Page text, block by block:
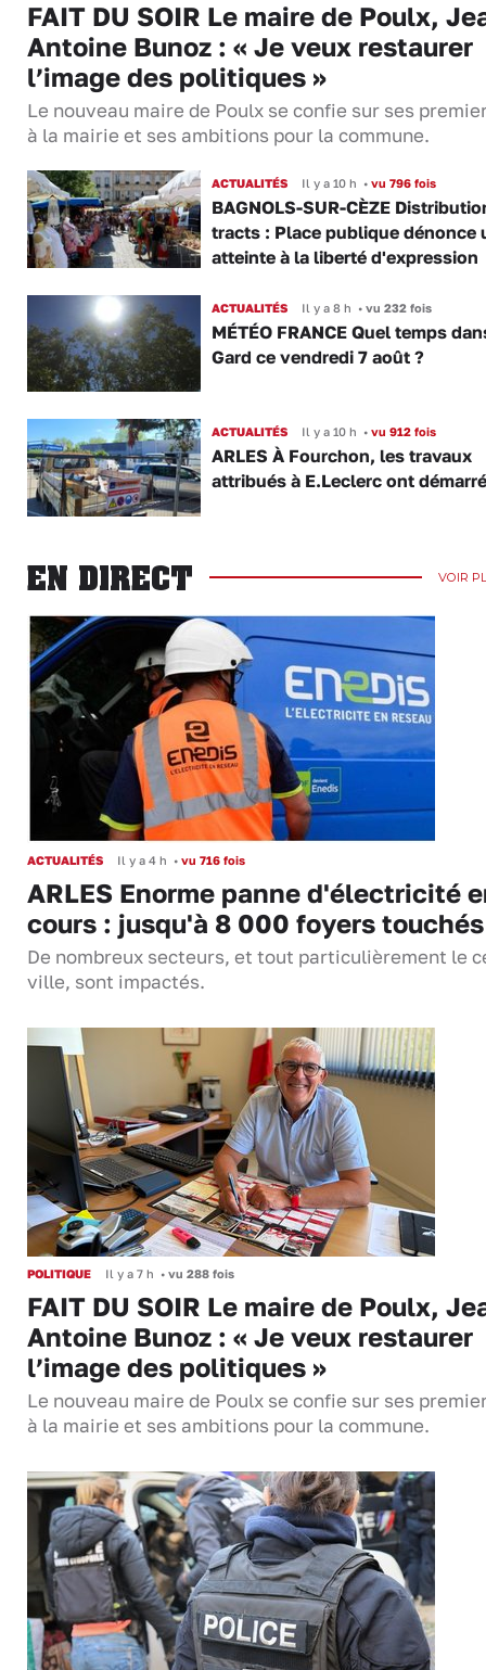
FAIT DU SOIR Le maire de Poulx,
Antoine Bunoz : « Je veux restaurer
l’image des politiques »
Le nouveau maire de Poulx se confie sur ses
à la mairie et ses ambitions pour la commune.
ACTUALITÉS Il y a 10 h •vu 796 fois
BAGNOLS-SUR-CÈZE
tracts : Place publique dénonce
atteinte à la liberté d'expression
ACTUALITÉS Il y a 8 h •vu 232 fois
MÉTÉO FRANCE Quel temps
Gard ce vendredi 7 août ?
ACTUALITÉS Il y a 10 h •vu 912 fois
ARLES À Fourchon, les travaux
attribués à E.Leclerc ont démarré
EN DIRECT VOIR
ACTUALITÉS Il y a 4 h • vu 716 fois
ARLES Enorme panne d'électricité
cours : jusqu'à 8 000 foyers touchés
De nombreux secteurs, et tout particulièrement le
ville, sont impactés.
POLITIQUE Il y a 7 h • vu 288 fois
FAIT DU SOIR Le maire de Poulx,
Antoine Bunoz : « Je veux restaurer
l’image des politiques »
Le nouveau maire de Poulx se confie sur ses
à la mairie et ses ambitions pour la commune.